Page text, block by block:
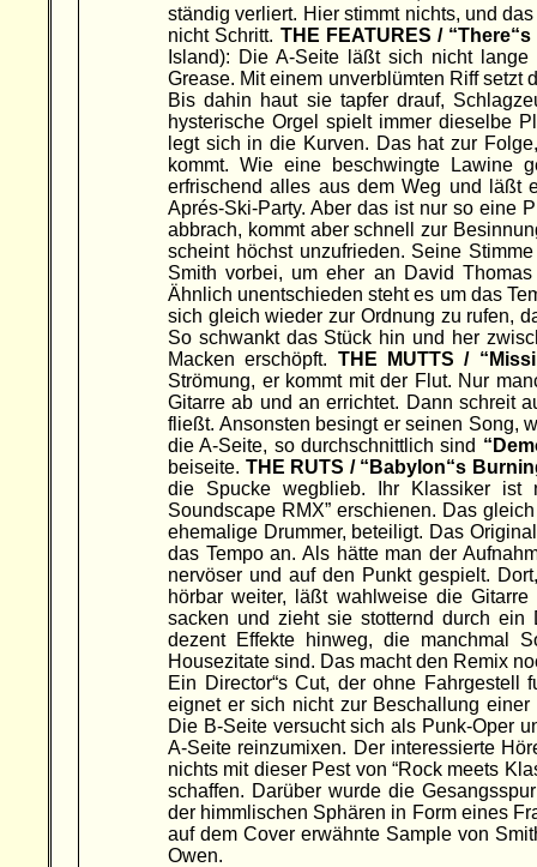
ständig verliert. Hier stimmt nichts, und
nicht Schritt. THE FEATURES /
Island): Die A-Seite läßt sich nicht
Grease. Mit einem unverblümten Riff setzt
Bis dahin haut sie tapfer drauf,
hysterische Orgel spielt immer dieselbe
legt sich in die Kurven. Das hat zur
kommt. Wie eine beschwingte Lawine
erfrischend alles aus dem Weg und läßt
Aprés-Ski-Party. Aber das ist nur so eine
abbrach, kommt aber schnell zur
scheint höchst unzufrieden. Seine
Smith vorbei, um eher an David
Ähnlich unentschieden steht es um das
sich gleich wieder zur Ordnung zu rufen,
So schwankt das Stück hin und her
Macken erschöpft. THE MUTTS /
Strömung, er kommt mit der Flut. Nur
Gitarre ab und an errichtet. Dann schreit
fließt. Ansonsten besingt er seinen Song,
die A-Seite, so durchschnittlich sind
beiseite. THE RUTS / “Babylon“s
die Spucke wegblieb. Ihr Klassiker ist
Soundscape RMX” erschienen. Das
ehemalige Drummer, beteiligt. Das
das Tempo an. Als hätte man der
nervöser und auf den Punkt gespielt.
hörbar weiter, läßt wahlweise die
sacken und zieht sie stotternd durch
dezent Effekte hinweg, die manchmal
Housezitate sind. Das macht den Remix
Ein Director“s Cut, der ohne Fahrgestell
eignet er sich nicht zur Beschallung
Die B-Seite versucht sich als Punk-Oper
A-Seite reinzumixen. Der interessierte
nichts mit dieser Pest von “Rock meets
schaffen. Darüber wurde die
der himmlischen Sphären in Form eines
auf dem Cover erwähnte Sample von
Owen.